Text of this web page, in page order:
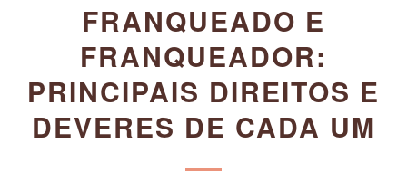
FRANQUEADO E
FRANQUEADOR:
PRINCIPAIS DIREITOS E
DEVERES DE CADA UM